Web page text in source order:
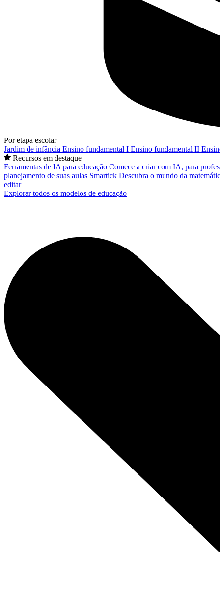
Por etapa escolar
Jardim de infância Ensino fundamental I Ensino fundamental II
Recursos em destaque
Ferramentas de IA para educação Comece a criar com IA, para
planejamento de suas aulas Smartick Descubra o mundo da
editar
Explorar todos os modelos de educação